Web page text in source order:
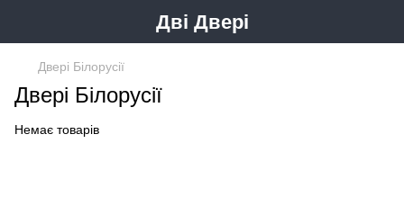
Дві Двері
Двері Білорусії
Двері Білорусії
Немає товарів